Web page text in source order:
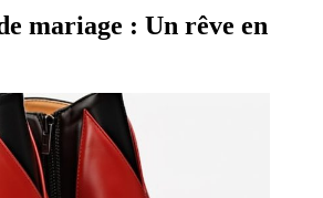
mariage : Un rêve en